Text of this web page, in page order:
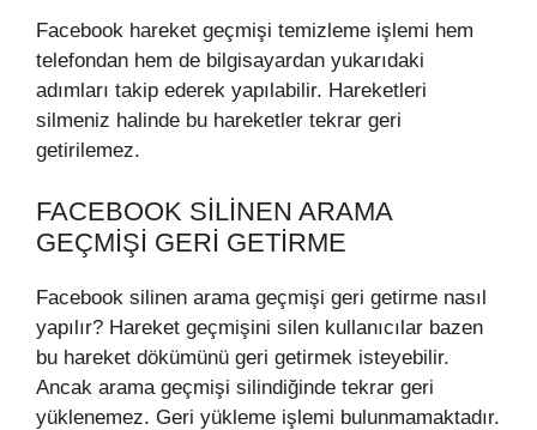
Facebook hareket geçmişi temizleme işlemi hem
telefondan hem de bilgisayardan yukarıdaki
adımları takip ederek yapılabilir. Hareketleri
silmeniz halinde bu hareketler tekrar geri
getirilemez.
FACEBOOK SILINEN ARAMA
GEÇMIŞI GERI GETIRME
Facebook silinen arama geçmişi geri getirme nasıl
yapılır? Hareket geçmişini silen kullanıcılar bazen
bu hareket dökümünü geri getirmek isteyebilir.
Ancak arama geçmişi silindiğinde tekrar geri
yüklenemez. Geri yükleme işlemi bulunmamaktadır.